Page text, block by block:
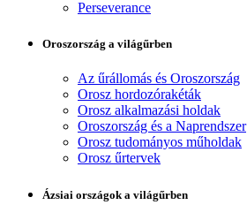
Perseverance
Oroszország a világűrben
Az űrállomás és Oroszország
Orosz hordozórakéták
Orosz alkalmazási holdak
Oroszország és a Naprendszer
Orosz tudományos műholdak
Orosz űrtervek
Ázsiai országok a világűrben